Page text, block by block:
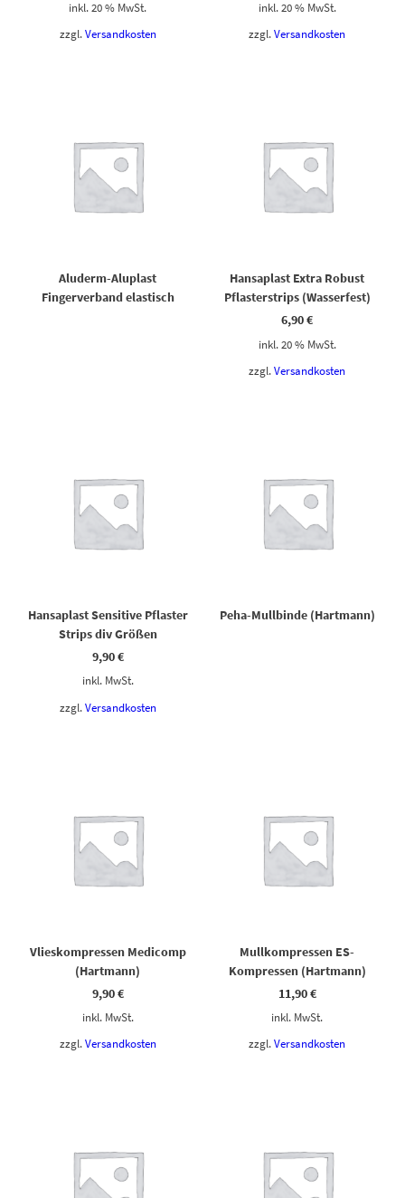
inkl. 20 % MwSt.
zzgl. Versandkosten
inkl. 20 % MwSt.
zzgl.Versandkosten
Aluderm-Aluplast
Fingerverband elastisch
Hansaplast Extra Robust
Pflasterstrips (Wasserfest)
6,90€
inkl. 20 % MwSt.
zzgl.Versandkosten
Hansaplast Sensitive Pflaster
Strips div Größen
9,90€
inkl. MwSt.
zzgl. Versandkosten
Peha-Mullbinde (Hartmann)
Vlieskompressen Medicomp
(Hartmann)
9,90€
inkl. MwSt.
zzgl. Versandkosten
Mullkompressen ES-
Kompressen (Hartmann)
11,90€
inkl. MwSt.
zzgl.Versandkosten